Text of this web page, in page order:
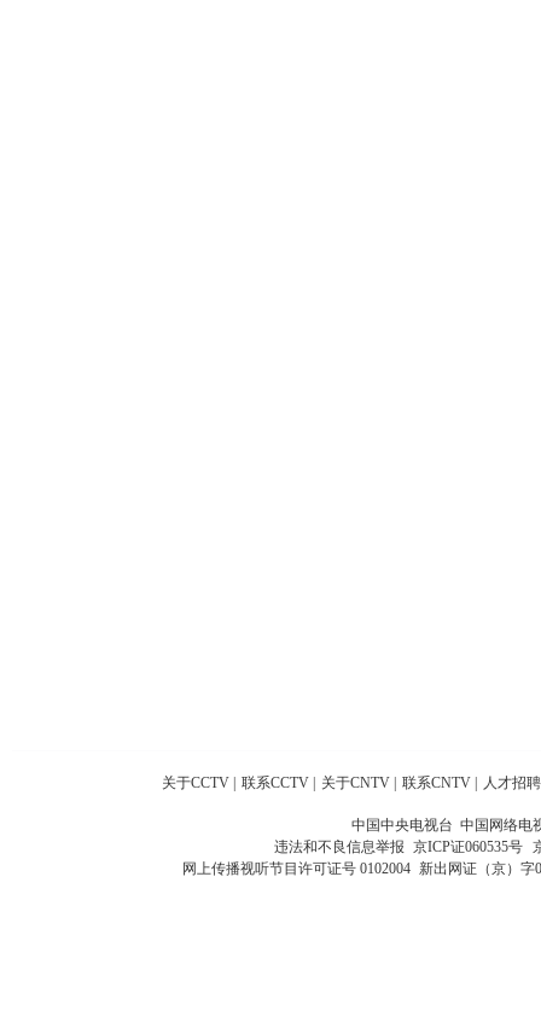
关于CCTV 联系CCTV 关于CNTV 联系CNTV 人才招聘
中国中央电视台 中国网络电
违法和不良信息举报 京ICP证060535号
网上传播视听节目许可证号 0102004 新出网证（京）